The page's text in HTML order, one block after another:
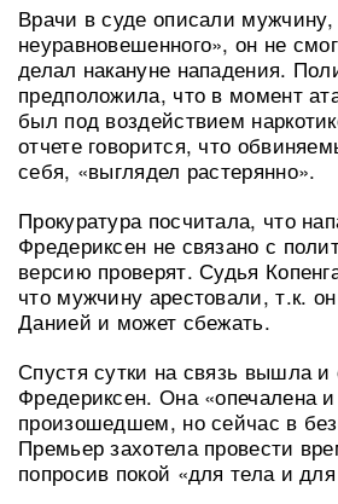
Врачи в суде описали мужчину,
неуравновешенного», он не
делал накануне нападения.
предположила, что в момент
был под воздействием
отчете говорится, что
себя, «выглядел растерянно».
Прокуратура посчитала, что
Фредериксен не связано с
версию проверят. Судья
что мужчину арестовали, т.к.
Данией и может сбежать.
Спустя сутки на связь вышла и
Фредериксен. Она «опечалена
произошедшем, но сейчас в
Премьер захотела провести
попросив покой «для тела и